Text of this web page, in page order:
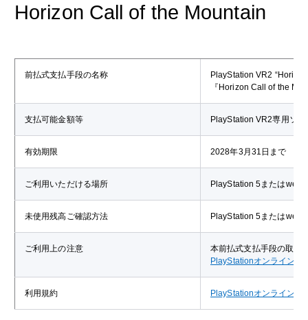
Horizon Call of the Mountain
前払式支払手段の名称
PlayStation VR2
『Horizon Call of the
支払可能金額等 PlayStation VR2専用ソ
有効期限 2028年3月31日まで
ご利用いただける場所 PlayStation 5またはweb
未使用残高ご確認方法 PlayStation 5またはweb
ご利用上の注意
本前払式支払手段の取扱
PlayStationオンラインサ
利用規約 PlayStationオンラインサ